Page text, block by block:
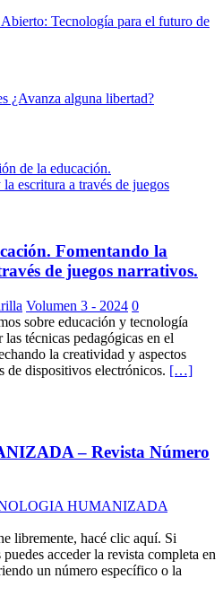
Tecnología para el futuro de
¿Avanza alguna libertad?
Fomentando la
de juegos narrativos.
Volumen 3 - 2024 0
sobre educación y tecnología
técnicas pedagógicas en el
la creatividad y aspectos
de dispositivos electrónicos. […]
– Revista Número
HUMANIZADA
libremente, hacé clic aquí. Si
acceder la revista completa en
un número específico o la